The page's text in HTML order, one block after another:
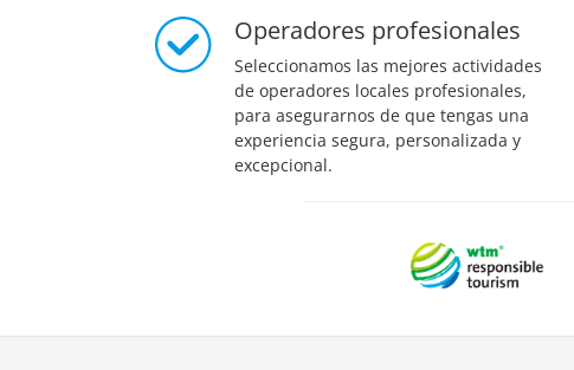
Operadores profesionales
Seleccionamos las mejores actividades
de operadores locales profesionales,
para asegurarnos de que tengas una
experiencia segura, personalizada y
excepcional.